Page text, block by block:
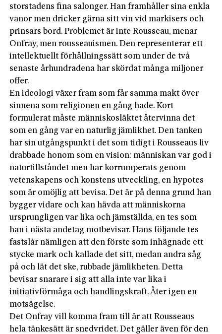
storstadens fina salonger. Han framhåller sina enkla
vanor men dricker gärna sitt vin vid markisers och
prinsars bord. Problemet är inte Rousseau, menar
Onfray, men rousseauismen. Den representerar ett
intellektuellt förhållningssätt som under de två
senaste århundradena har skördat många miljoner
offer.
En ideologi växer fram som får samma makt över
sinnena som religionen en gång hade. Kort
formulerat måste människosläktet återvinna det
som en gång var en naturlig jämlikhet. Den tanken
har sin utgångspunkt i det som tidigt i Rousseaus liv
drabbade honom som en vision: människan var god i
naturtillståndet men har korrumperats genom
vetenskapens och konstens utveckling, en hypotes
som är omöjlig att bevisa. Det är på denna grund han
bygger vidare och kan hävda att människorna
ursprungligen var lika och jämställda, en tes som
han i nästa andetag motbevisar. Hans följande tes
fastslår nämligen att den förste som inhägnade ett
stycke mark och kallade det sitt, medan andra såg
på och lät det ske, rubbade jämlikheten. Detta
bevisar snarare i sig att alla inte var lika i
initiativförmåga och handlingskraft. Åter igen en
motsägelse.
Det Onfray vill komma fram till är att Rousseaus
hela tänkesätt är snedvridet. Det gäller även för den